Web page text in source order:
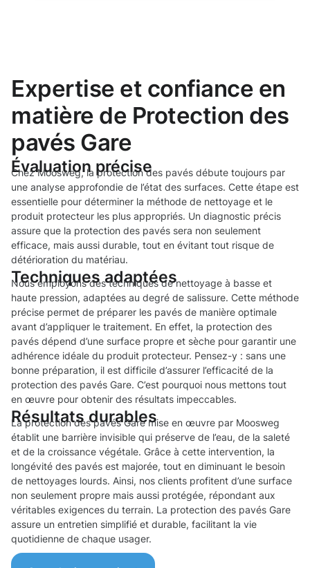
Expertise et confiance en
matière de Protection des
pavés Gare
Évaluation précise
Chez Moosweg, la protection des pavés débute toujours par
une analyse approfondie de l’état des surfaces. Cette étape est
essentielle pour déterminer la méthode de nettoyage et le
produit protecteur les plus appropriés. Un diagnostic précis
assure que la protection des pavés sera non seulement
efficace, mais aussi durable, tout en évitant tout risque de
détérioration du matériau.
Techniques adaptées
Nous employons des techniques de nettoyage à basse et
haute pression, adaptées au degré de salissure. Cette méthode
précise permet de préparer les pavés de manière optimale
avant d’appliquer le traitement. En effet, la protection des
pavés dépend d’une surface propre et sèche pour garantir une
adhérence idéale du produit protecteur. Pensez-y : sans une
bonne préparation, il est difficile d’assurer l’efficacité de la
protection des pavés Gare. C’est pourquoi nous mettons tout
en œuvre pour obtenir des résultats impeccables.
Résultats durables
La protection des pavés Gare mise en œuvre par Moosweg
établit une barrière invisible qui préserve de l’eau, de la saleté
et de la croissance végétale. Grâce à cette intervention, la
longévité des pavés est majorée, tout en diminuant le besoin
de nettoyages lourds. Ainsi, nos clients profitent d’une surface
non seulement propre mais aussi protégée, répondant aux
véritables exigences du terrain. La protection des pavés Gare
assure un entretien simplifié et durable, facilitant la vie
quotidienne de chaque usager.